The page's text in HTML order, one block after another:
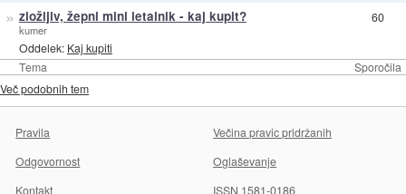
Tema Sporočila
» zložljiv, žepni mini letalnik - kaj kupit?
kumer
Oddelek: Kaj kupiti
60
Več podobnih tem
Pravila
Večina pravic pridržanih
Odgovornost
Oglaševanje
Kontakt
ISSN 1581-0186